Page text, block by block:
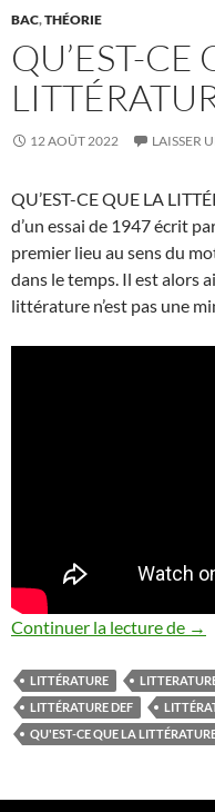
BAC,THÉORIE
QU’EST-CE
12 AOÛT 2022 LAISSER
QU’EST-CE QUE LA
d’un essai de 1947 écrit
premier lieu au sens du
dans le temps. Il est alors
littérature n’est pas une
Continuer la lecture de →
LITTÉRATURE
LITTÉRATURE DEF
QU'EST-CE QUE LA